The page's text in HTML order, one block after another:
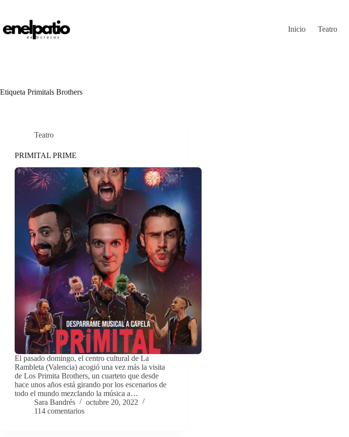
contenido
Inicio
Teatro
Etiqueta Primitals Brothers
Teatro
PRIMITAL PRIME
El pasado domingo, el centro cultural de La
Rambleta (Valencia) acogió una vez más la visita
de Los Primita Brothers, un cuarteto que desde
hace unos años está girando por los escenarios de
todo el mundo mezclando la música a…
Sara Bandrés
octubre 20, 2022
114 comentarios